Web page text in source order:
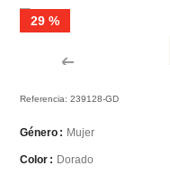
29 %
Referencia:239128-GD
Género Mujer
Color Dorado